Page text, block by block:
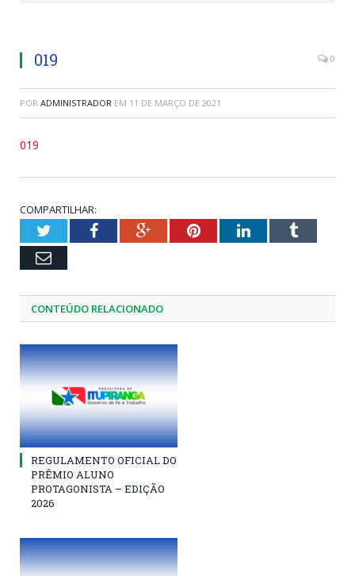
019 0
POR ADMINISTRADOR EM 11 DE MARÇO DE 2021
019
COMPARTILHAR:
TwitterFacebookGoogle+PinterestLinkedInTumblr
Email
CONTEÚDO RELACIONADO
REGULAMENTO OFICIAL DO
PRÊMIO ALUNO
PROTAGONISTA – EDIÇÃO
2026